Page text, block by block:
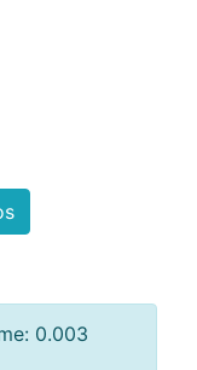
0.003